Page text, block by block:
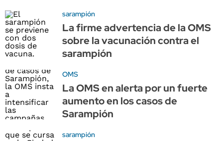
sarampión
La firme advertencia de la OMS
sobre la vacunación contra el
sarampión
OMS
La OMS en alerta por un fuerte
aumento en los casos de
Sarampión
sarampión